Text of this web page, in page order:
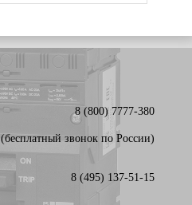
8 (800) 7777-380
(бесплатный звонок по России)
8 (495) 137-51-15